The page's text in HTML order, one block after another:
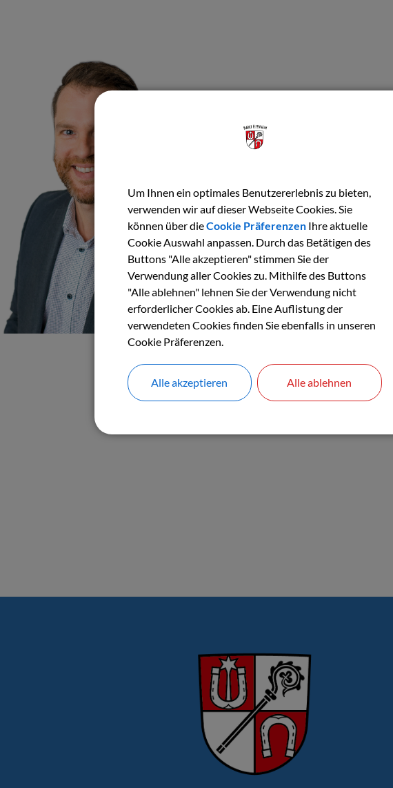
Um Ihnen ein optimales Benutzererlebnis zu bieten,
verwenden wir auf dieser Webseite Cookies. Sie
können über dieCookie PräferenzenIhre aktuelle
Cookie Auswahl anpassen. Durch das Betätigen des
Buttons "Alle akzeptieren" stimmen Sie der
Verwendung aller Cookies zu. Mithilfe des Buttons
"Alle ablehnen" lehnen Sie der Verwendung nicht
erforderlicher Cookies ab. Eine Auflistung der
verwendeten Cookies finden Sie ebenfalls in unseren
Cookie Präferenzen.
Alle akzeptieren Alle ablehnen